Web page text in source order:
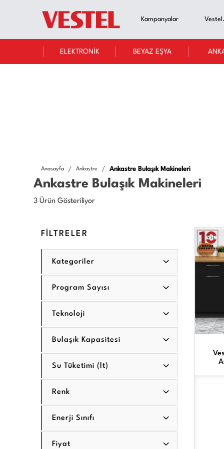
Kampanyalar
ELEKTRONİK BEYAZ EŞYA
Anasayfa Ankastre Ankastre Bulaşık Makineleri
Ankastre Bulaşık Makineleri
3 Ürün Gösteriliyor
FİLTRELER
Kategoriler
Program Sayısı
Teknoloji
Bulaşık Kapasitesi
Su Tüketimi (lt)
Renk
Enerji Sınıfı
Fiyat